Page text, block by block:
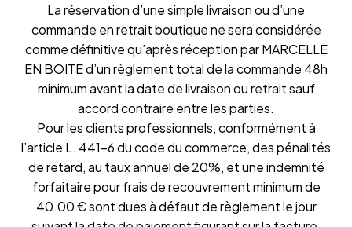
La réservation d’une simple livraison ou d’une
commande en retrait boutique ne sera considérée
comme définitive qu’après réception par MARCELLE
EN BOITE d’un règlement total de la commande 48h
minimum avant la date de livraison ou retrait sauf
accord contraire entre les parties.
Pour les clients professionnels, conformément à
l’article L. 441-6 du code du commerce, des pénalités
de retard, au taux annuel de 20%, et une indemnité
forfaitaire pour frais de recouvrement minimum de
40.00 € sont dues à défaut de règlement le jour